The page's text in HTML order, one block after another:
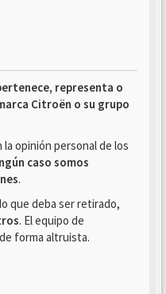
representa o
Citroën o su grupo
opinión personal de los
caso somos
.
que deba ser retirado,
. El equipo de
forma altruista.